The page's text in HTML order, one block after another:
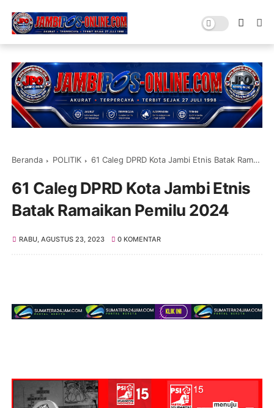
Beranda POLITIK 61 Caleg DPRD Kota Jambi Etnis Batak Ramaikan Pemilu 2024
61 Caleg DPRD Kota Jambi Etnis
Batak Ramaikan Pemilu 2024
RABU, AGUSTUS 23, 2023 0 KOMENTAR